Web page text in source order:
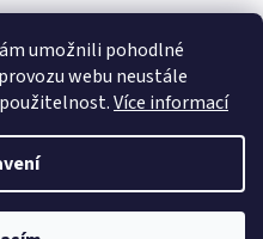
umožnili pohodlné
webu neustále
Více informací
vyhrazena.Upravit nastavení